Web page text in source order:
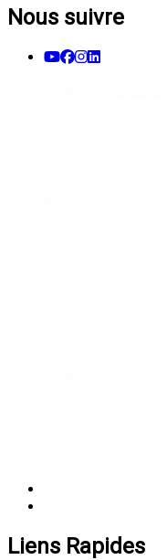
Nous suivre
Liens Rapides